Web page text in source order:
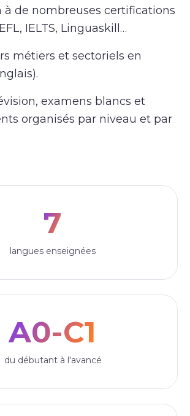
à de nombreuses certifications
IELTS, Linguaskill…
métiers et sectoriels en
examens blancs et
organisés par niveau et par
7
langues enseignées
A0-C1
du débutant à l'avancé